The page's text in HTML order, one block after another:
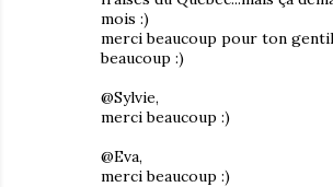
mois :)
merci beaucoup pour ton
beaucoup :)
@Sylvie,
merci beaucoup :)
@Eva,
merci beaucoup :)